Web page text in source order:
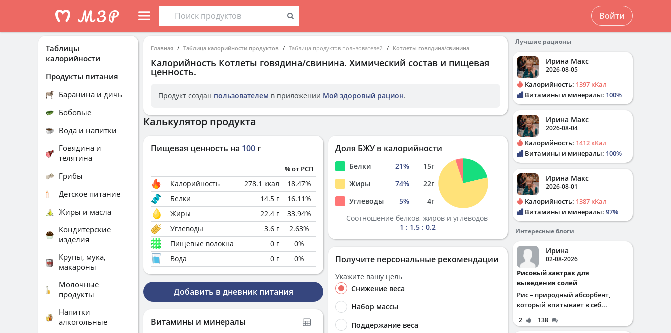
Войти
Главная Таблица калорийности продуктов Таблица продуктов пользователей Котлеты говядина/свинина
Калорийность Котлеты говядина/свинина. Химический состав и пищевая
ценность.
Продукт создан пользователем в приложении Мой здоровый рацион.
Калькулятор продукта
Пищевая ценность на 100 г
% от РСП
Калорийность 278.1 ккал 18.47%
Белки
14.5 г 16.11%
Жиры
22.4 г 33.94%
Углеводы
3.6 г 2.63%
Пищевые волокна
0 г 0%
Вода
0 г 0%
Добавить в дневник питания
Витамины и минералы
Доля БЖУ в калорийности
Белки 21% 15г
Жиры
74% 22г
Углеводы
5% 4г
Соотношение белков, жиров и углеводов
1 : 1.5 : 0.2
Получите персональные рекомендации
Укажите вашу цель
Снижение веса
Набор массы
Поддержание веса
Таблицы
калорийности
Продукты питания
Баранина и дичь
Бобовые
Вода и напитки
Говядина и
телятина
Грибы
Детское питание
Жиры и масла
Кондитерские
изделия
Крупы, мука,
макароны
Молочные
продукты
Напитки
алкогольные
Лучшие рационы
Ирина Макс
2026-08-05
Калорийность: 1397 кКал
Витамины и минералы: 100%
Ирина Макс
2026-08-04
Калорийность: 1412 кКал
Витамины и минералы: 100%
Ирина Макс
2026-08-01
Калорийность: 1387 кКал
Витамины и минералы: 97%
Интересные блоги
Ирина
02-08-2026
Рисовый завтрак для
выведения солей
Рис – природный абсорбент,
который впитывает в себ...
2 138